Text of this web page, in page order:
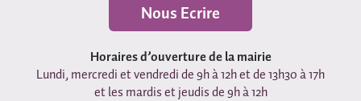
Nous Ecrire
Horaires d’ouverture de la mairie
Lundi, mercredi et vendredi de 9h à 12h et de 13h30 à 17h
et les mardis et jeudis de 9h à 12h